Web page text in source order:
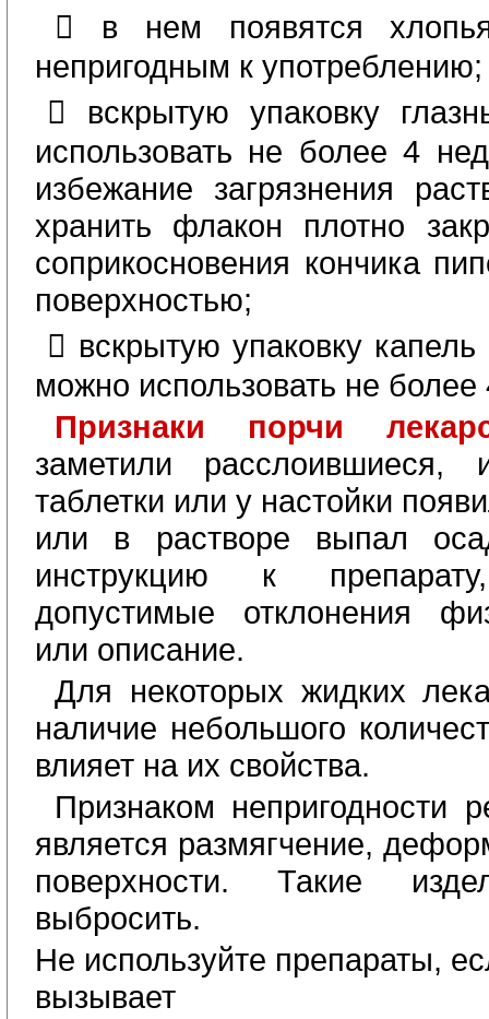
 в нем появятся
непригодным к употреблению;
 вскрытую упаковку
использовать не более 4
избежание загрязнения
хранить флакон плотно
соприкосновения кончика
поверхностью;
 вскрытую упаковку
можно использовать не более
Признаки порчи
заметили расслоившиеся,
таблетки или у настойки
или в растворе выпал
инструкцию к
допустимые отклонения
или описание.
Для некоторых жидких
наличие небольшого
влияет на их свойства.
Признаком непригодности
является размягчение,
поверхности. Такие
выбросить.
Не используйте препараты,
вызывает